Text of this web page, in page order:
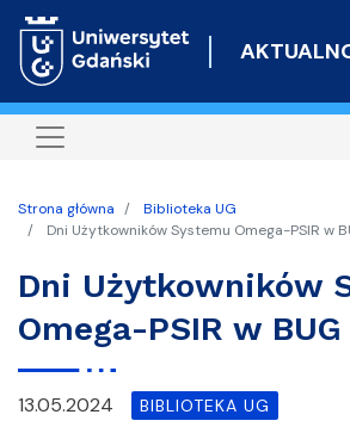
do
Strona główna
Biblioteka UG
Dni Użytkowników Systemu Omega-PSIR w
Dni Użytkowników
Omega-PSIR w BUG
13.05.2024 BIBLIOTEKA UG